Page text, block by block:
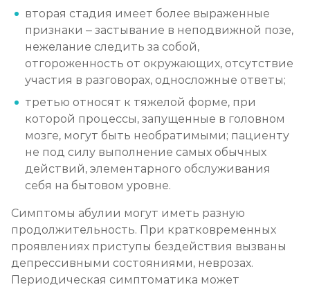
вторая стадия имеет более выраженные
признаки – застывание в неподвижной позе,
нежелание следить за собой,
отгороженность от окружающих, отсутствие
участия в разговорах, односложные ответы;
третью относят к тяжелой форме, при
которой процессы, запущенные в головном
мозге, могут быть необратимыми; пациенту
не под силу выполнение самых обычных
действий, элементарного обслуживания
себя на бытовом уровне.
Симптомы абулии могут иметь разную
продолжительность. При кратковременных
проявлениях приступы бездействия вызваны
депрессивными состояниями, неврозах.
Периодическая симптоматика может